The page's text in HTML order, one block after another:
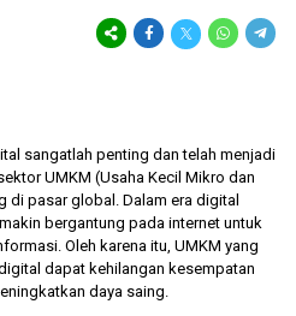
sangatlah penting dan telah menjadi
UMKM (Usaha Kecil Mikro dan
di pasar global. Dalam era digital
bergantung pada internet untuk
Oleh karena itu, UMKM yang
dapat kehilangan kesempatan
daya saing.
10 bulan lalu
KPU
Keputusan